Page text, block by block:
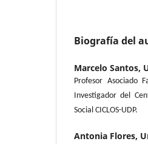
Biografía del
Marcelo Santos,
Profesor Asociado
Investigador del
Social CICLOS-UDP.
Antonia Flores,